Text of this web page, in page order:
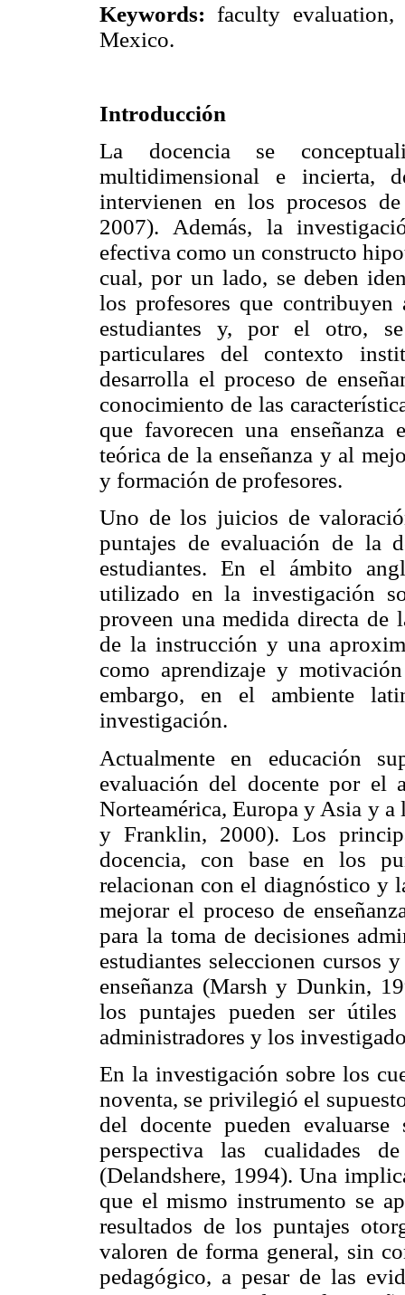
Keywords: faculty
Mexico.
Introducción
La docencia se
multidimensional e incierta,
intervienen en los procesos
2007). Además, la
efectiva como un constructo
cual, por un lado, se deben
los profesores que
estudiantes y, por el otro, se
particulares del contexto
desarrolla el proceso de
conocimiento de las
que favorecen una
teórica de la enseñanza y al
y formación de profesores.
Uno de los juicios de
puntajes de evaluación de la
estudiantes. En el ámbito
utilizado en la investigación
proveen una medida directa de
de la instrucción y una
como aprendizaje y
embargo, en el ambiente
investigación.
Actualmente en educación
evaluación del docente por el
Norteamérica, Europa y Asia y a
y Franklin, 2000). Los
docencia, con base en los
relacionan con el diagnóstico y
mejorar el proceso de
para la toma de decisiones
estudiantes seleccionen cursos
enseñanza (Marsh y Dunkin,
los puntajes pueden ser
administradores y los
En la investigación sobre los
noventa, se privilegió el
del docente pueden
perspectiva las cualidades
(Delandshere, 1994). Una
que el mismo instrumento se
resultados de los puntajes
valoren de forma general, sin
pedagógico, a pesar de las